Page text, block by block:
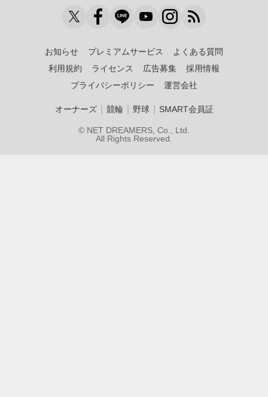
お知らせ プレミアムサービス
よくある質問
利用規約
ライセンス 広告募集
採用情報
プライバシーポリシー
運営会社
オーナーズ｜ 競輪 野球｜ SMART会員証
© NET DREAMERS, Co., Ltd.
All Rights Reserved.